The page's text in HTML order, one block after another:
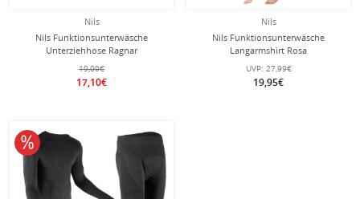
Nils
Nils Funktionsunterwäsche
Unterziehhose Ragnar
(Feuchtigkeitstransport, hoher
Tragekomfort) schwarz Herren
19,00€
17,10€
Nils
Nils Funktionsunterwäsche
Langarmshirt Rosa
(Feuchtigkeitstransport, warm)
schwarz/grau Damen
UVP: 27,99€
19,95€
10% reduziert